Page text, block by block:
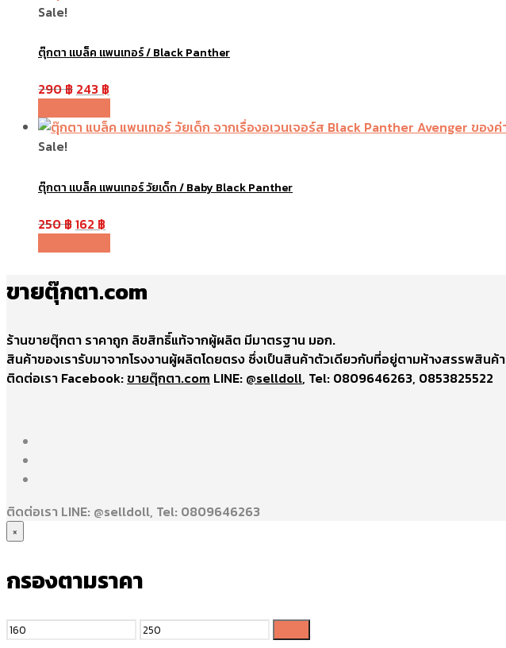
Sale!
ตุ๊กตา แบล็ค แพนเทอร์ / Black Panther
290฿ 243 ฿
Sale!
ตุ๊กตา แบล็ค แพนเทอร์ วัยเด็ก / Baby Black Panther
250฿162 ฿
ขายตุ๊กตา.com
ร้านขายตุ๊กตา ราคาถูก ลิขสิทธิ์แท้จากผู้ผลิต มีมาตรฐาน มอก.
สินค้าของเรารับมาจากโรงงานผู้ผลิตโดยตรง ซึ่งเป็นสินค้าตัวเดียวกับที่อยู่ตามห้างสรรพสินค้า
ติดต่อเรา Facebook:ขายตุ๊กตา.com LINE: @selldoll, Tel: 0809646263, 0853825522
ติดต่อเรา LINE: @selldoll, Tel: 0809646263
×
กรองตามราคา